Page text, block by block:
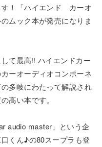
す！「ハイエンド カーオ
ムック本が発売になりま
て最高!! ハイエンドカー
ーオーディオコンポーネ
多岐にわたって解説され
高い本です。
audio master」という企
くん♪の80スープラも登